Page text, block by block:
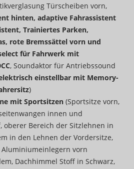
Türscheiben vorn,
hinten, adaptive Fahrassistent
Trainiertes Parken,
rote Bremssättel vorn und
für Fahrwerk mit
, Soundaktor für Antriebssound
einstellbar mit Memory-
)
mit Sportsitzen (Sportsitze vorn,
innen und
oberer Bereich der Sitzlehnen in
in den Lehnen der Vordersitze,
vorn
Dachhimmel Stoff in Schwarz,